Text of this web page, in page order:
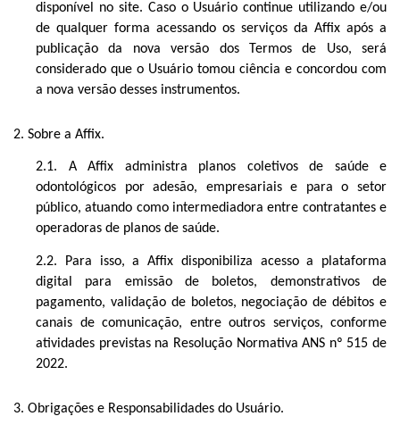
disponível no site. Caso o Usuário continue utilizando e/ou
de qualquer forma acessando os serviços da Affix após a
publicação da nova versão dos Termos de Uso, será
considerado que o Usuário tomou ciência e concordou com
a nova versão desses instrumentos.
2. Sobre a Affix.
2.1. A Affix administra planos coletivos de saúde e
odontológicos por adesão, empresariais e para o setor
público, atuando como intermediadora entre contratantes e
operadoras de planos de saúde.
2.2. Para isso, a Affix disponibiliza acesso a plataforma
digital para emissão de boletos, demonstrativos de
pagamento, validação de boletos, negociação de débitos e
canais de comunicação, entre outros serviços, conforme
atividades previstas na Resolução Normativa ANS nº 515 de
2022.
3. Obrigações e Responsabilidades do Usuário.